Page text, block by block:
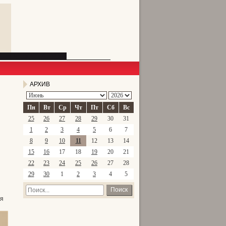
АРХИВ
Пн Вт Ср Чт Пт Сб
Вс
25
26 27 28 29 30
31
1
2 3 4 5 6
7
8
9 10 11 12 13
14
15
16 17 18 19 20
21
22
23 24 25 26 27
28
29
30 1 2 3 4 5
Поиск